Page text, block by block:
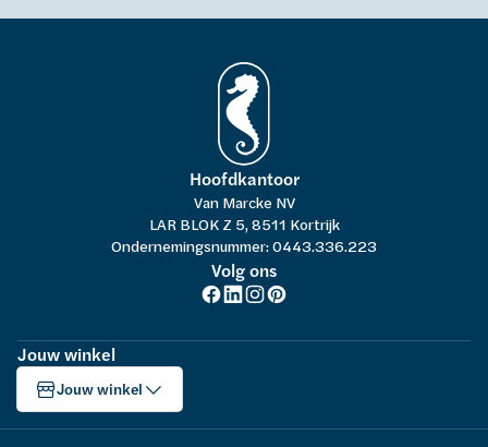
Hoofdkantoor
Van Marcke NV
LAR BLOK Z 5, 8511 Kortrijk
Ondernemingsnummer: 0443.336.223
Volg ons
Jouw winkel
Jouw winkel